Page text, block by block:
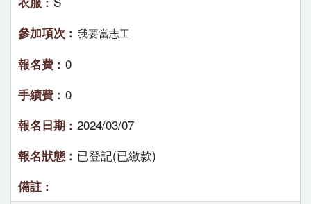
我要當志工
0
0
2024/03/07
已登記(已繳款)